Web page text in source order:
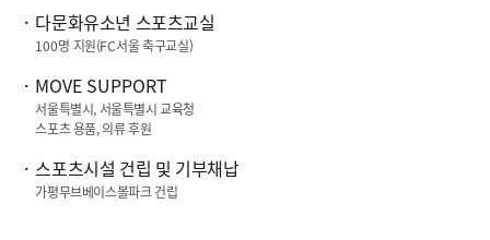
다문화유소년 스포츠교실
100명 지원(FC서울 축구교실)
MOVE SUPPORT
서울특별시, 서울특별시 교육청
스포츠 용품, 의류 후원
스포츠시설 건립 및 기부채납
가평무브베이스볼파크 건립